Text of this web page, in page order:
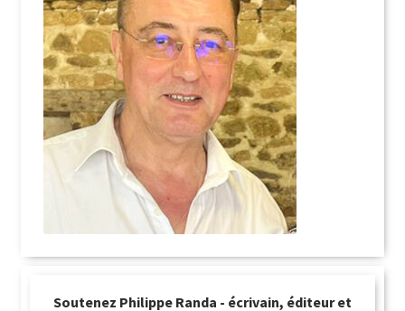
Soutenez Philippe Randa - écrivain, éditeur et